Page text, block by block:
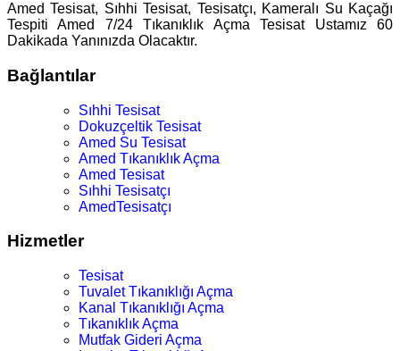
Amed Tesisat, Sıhhi Tesisat, Tesisatçı, Kameralı Su Kaçağı
Tespiti Amed 7/24 Tıkanıklık Açma Tesisat Ustamız 60
Dakikada Yanınızda Olacaktır.
Bağlantılar
Sıhhi Tesisat
Dokuzçeltik Tesisat
Amed Su Tesisat
Amed Tıkanıklık Açma
Amed Tesisat
Sıhhi Tesisatçı
AmedTesisatçı
Hizmetler
Tesisat
Tuvalet Tıkanıklığı Açma
Kanal Tıkanıklığı Açma
Tıkanıklık Açma
Mutfak Gideri Açma